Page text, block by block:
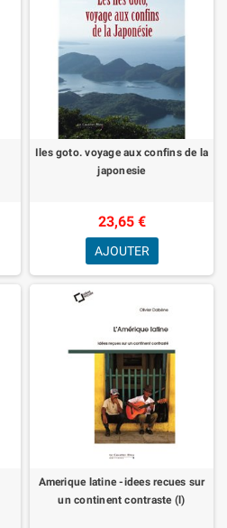
Iles goto. voyage aux confins de la
japonesie
23,65 €
AJOUTER
Amerique latine -idees recues sur
un continent contraste (l)